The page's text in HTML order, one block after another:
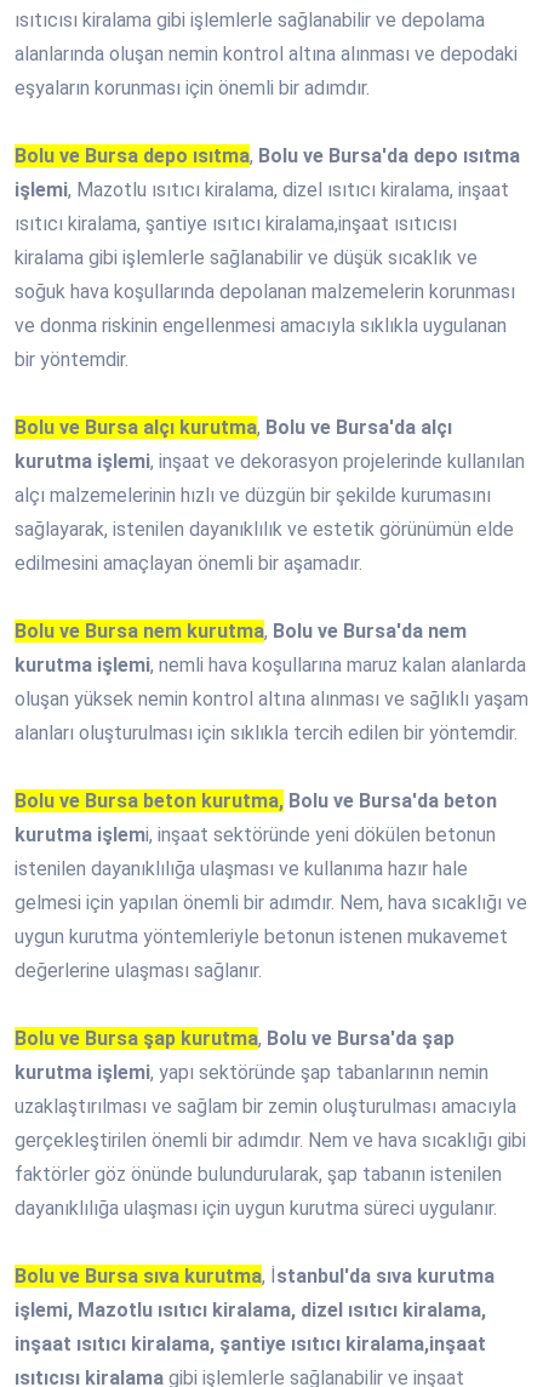
ısıtıcısı kiralama gibi işlemlerle sağlanabilir ve depolama
alanlarında oluşan nemin kontrol altına alınması ve depodaki
eşyaların korunması için önemli bir adımdır.
Bolu ve Bursa depo ısıtma, Bolu ve Bursa'da depo ısıtma
işlemi, Mazotlu ısıtıcı kiralama, dizel ısıtıcı kiralama, inşaat
ısıtıcı kiralama, şantiye ısıtıcı kiralama,inşaat ısıtıcısı
kiralama gibi işlemlerle sağlanabilir ve düşük sıcaklık ve
soğuk hava koşullarında depolanan malzemelerin korunması
ve donma riskinin engellenmesi amacıyla sıklıkla uygulanan
bir yöntemdir.
Bolu ve Bursa alçı kurutma, Bolu ve Bursa'da alçı
kurutma işlemi, inşaat ve dekorasyon projelerinde kullanılan
alçı malzemelerinin hızlı ve düzgün bir şekilde kurumasını
sağlayarak, istenilen dayanıklılık ve estetik görünümün elde
edilmesini amaçlayan önemli bir aşamadır.
Bolu ve Bursa nem kurutma, Bolu ve Bursa'da nem
kurutma işlemi, nemli hava koşullarına maruz kalan alanlarda
oluşan yüksek nemin kontrol altına alınması ve sağlıklı yaşam
alanları oluşturulması için sıklıkla tercih edilen bir yöntemdir.
Bolu ve Bursa beton kurutma, Bolu ve Bursa'da beton
kurutma işlemi, inşaat sektöründe yeni dökülen betonun
istenilen dayanıklılığa ulaşması ve kullanıma hazır hale
gelmesi için yapılan önemli bir adımdır. Nem, hava sıcaklığı ve
uygun kurutma yöntemleriyle betonun istenen mukavemet
değerlerine ulaşması sağlanır.
Bolu ve Bursa şap kurutma, Bolu ve Bursa'da şap
kurutma işlemi, yapı sektöründe şap tabanlarının nemin
uzaklaştırılması ve sağlam bir zemin oluşturulması amacıyla
gerçekleştirilen önemli bir adımdır. Nem ve hava sıcaklığı gibi
faktörler göz önünde bulundurularak, şap tabanın istenilen
dayanıklılığa ulaşması için uygun kurutma süreci uygulanır.
Bolu ve Bursa sıva kurutma, İ stanbul'da sıva kurutma
işlemi, Mazotlu ısıtıcı kiralama, dizel ısıtıcı kiralama,
inşaat ısıtıcı kiralama, şantiye ısıtıcı kiralama,inşaat
ısıtıcısı kiralama gibi işlemlerle sağlanabilir ve inşaat